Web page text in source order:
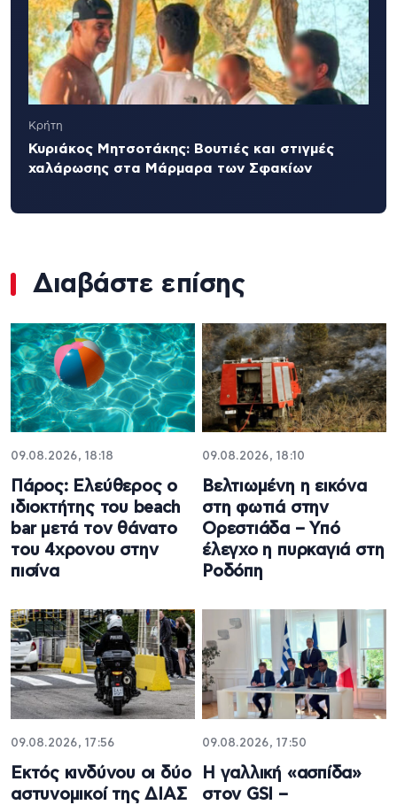
Κρήτη
Κυριάκος Μητσοτάκης: Βουτιές και στιγμές
χαλάρωσης στα Μάρμαρα των Σφακίων
Διαβάστε επίσης
09.08.2026, 18:18
Πάρος: Ελεύθερος ο
ιδιοκτήτης του beach
bar μετά τον θάνατο
του 4χρονου στην
πισίνα
09.08.2026, 18:10
Βελτιωμένη η εικόνα
στη φωτιά στην
Ορεστιάδα – Υπό
έλεγχο η πυρκαγιά στη
Ροδόπη
09.08.2026, 17:56
Εκτός κινδύνου οι δύο
αστυνομικοί της ΔΙΑΣ
09.08.2026, 17:50
Η γαλλική «ασπίδα»
στον GSI –